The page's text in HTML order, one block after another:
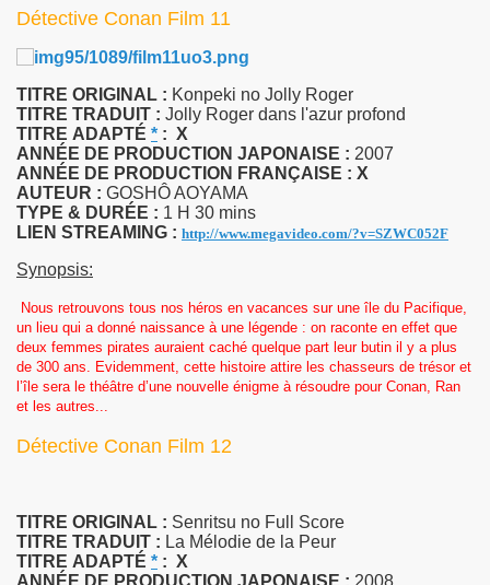
Détective Conan Film 11
TITRE ORIGINAL : Konpeki no Jolly Roger
TITRE TRADUIT : Jolly Roger dans l'azur profond
TITRE ADAPTÉ * : X
ANNÉE DE PRODUCTION JAPONAISE : 2007
ANNÉE DE PRODUCTION FRANÇAISE : X
AUTEUR : GOSHÔ AOYAMA
TYPE & DURÉE : 1 H 30 mins
LIEN STREAMING : http://www.megavideo.com/?v=SZWC052F
Synopsis:
Nous retrouvons tous nos héros en vacances sur une île du Pacifique,
un lieu qui a donné naissance à une légende : on raconte en effet que
deux femmes pirates auraient caché quelque part leur butin il y a plus
de 300 ans. Evidemment, cette histoire attire les chasseurs de trésor et
l’île sera le théâtre d’une nouvelle énigme à résoudre pour Conan, Ran
et les autres...
Détective Conan Film 12
TITRE ORIGINAL : Senritsu no Full Score
TITRE TRADUIT : La Mélodie de la Peur
TITRE ADAPTÉ * : X